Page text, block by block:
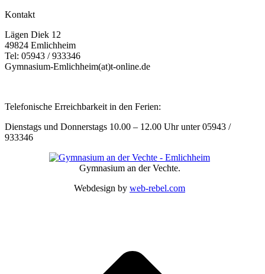
Kontakt
Lägen Diek 12
49824 Emlichheim
Tel: 05943 / 933346
Gymnasium-Emlichheim(at)t-online.de
Telefonische Erreichbarkeit in den Ferien:
Dienstags und Donnerstags 10.00 – 12.00 Uhr unter 05943 /
933346
Gymnasium an der Vechte.
Webdesign by web-rebel.com